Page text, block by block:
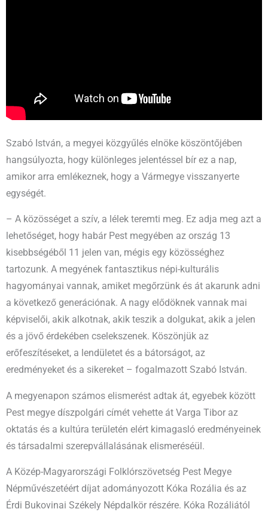
Szabó István, a megyei közgyűlés elnöke köszöntőjében
hangsúlyozta, hogy különleges jelentéssel bír ez a nap,
amikor arra emlékeznek, hogy a Vármegye visszanyerte
egységét.
– A közösséget a szív, a lélek teremti meg. Ez adja meg azt a
lehetőséget, hogy habár Pest megyében az ország 13
kisebbségéből 11 jelen van, mégis egy közösséghez
tartozunk. A megyének fantasztikus népi-kulturális
hagyományai vannak, amiket megőrzünk és át akarunk adni
a következő generációnak. A nagy elődöknek vannak mai
képviselői, akik alkotnak, akik teszik a dolgukat, akik a jelen
és a jövő érdekében cselekszenek. Köszönjük az
erőfeszítéseket, a lendületet és a bátorságot, az
eredményeket és a sikereket – fogalmazott Szabó István.
A megyenapon számos elismerést adtak át, egyebek között
Pest megye díszpolgári címét vehette át Varga Tibor az
oktatás és a kultúra területén elért kimagasló eredményeinek
és társadalmi szerepvállalásának elismeréséül.
A Közép-Magyarországi Folklórszövetség Pest Megye
Népművészetéért díjat adományozott Kóka Rozália és az
Érdi Bukovinai Székely Népdalkör részére. Kóka Rozáliától